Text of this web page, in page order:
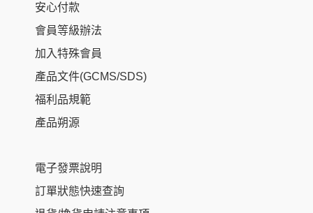
安心付款
會員等級辦法
加入特殊會員
產品文件(GCMS/SDS)
福利品規範
產品朔源
電子發票說明
訂單狀態快速查詢